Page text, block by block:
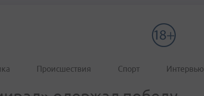
Происшествия Спорт Интервью